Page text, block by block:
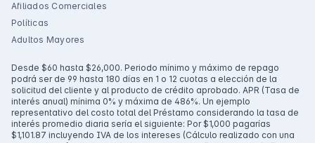
Afiliados Comerciales
Políticas
Adultos Mayores
Desde $60 hasta $26,000. Periodo mínimo y máximo de repago
podrá ser de 99 hasta 180 días en 1 o 12 cuotas a elección de la
solicitud del cliente y al producto de crédito aprobado. APR (Tasa de
interés anual) mínima 0% y máxima de 486%. Un ejemplo
representativo del costo total del Préstamo considerando la tasa de
interés promedio diaria sería el siguiente: Por $1,000 pagarías
$1,101.87 incluyendo IVA de los intereses (Cálculo realizado con una